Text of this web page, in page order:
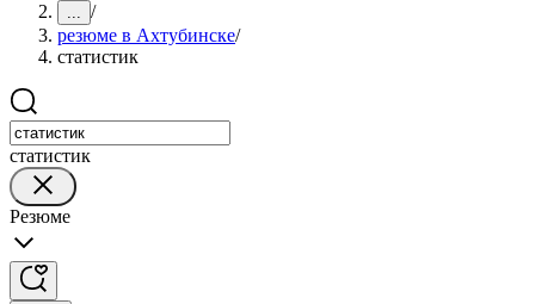
... /
резюме в Ахтубинске/
статистик
статистик
Резюме